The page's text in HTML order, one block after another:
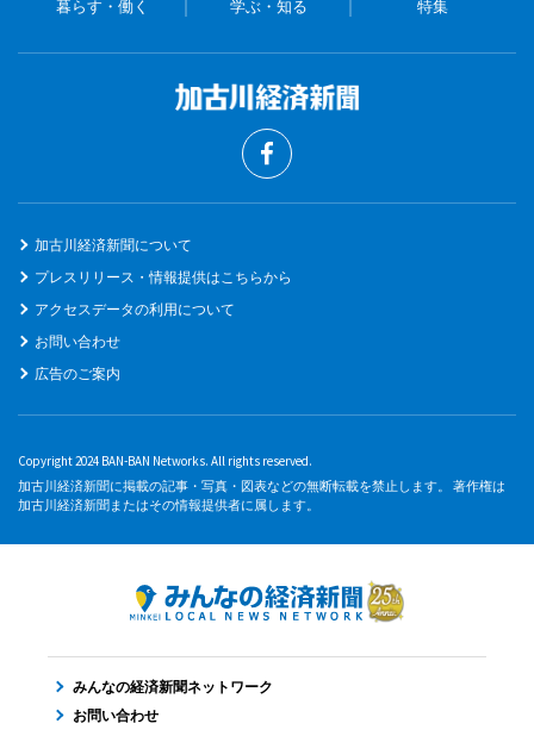
暮らす・働く 学ぶ・知る 特集
加古川経済新聞について
プレスリリース・情報提供はこちらから
アクセスデータの利用について
お問い合わせ
広告のご案内
Copyright 2024 BAN-BAN Networks. All rights reserved.
加古川経済新聞に掲載の記事・写真・図表などの無断転載を禁止します。 著作権は
加古川経済新聞またはその情報提供者に属します。
みんなの経済新聞ネットワーク
お問い合わせ